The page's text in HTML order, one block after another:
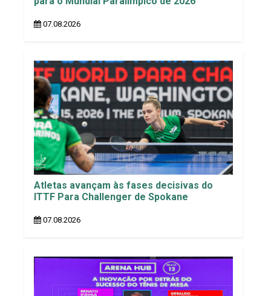
07.08.2026
Atletas avançam às fases decisivas do
ITTF Para Challenger de Spokane
07.08.2026